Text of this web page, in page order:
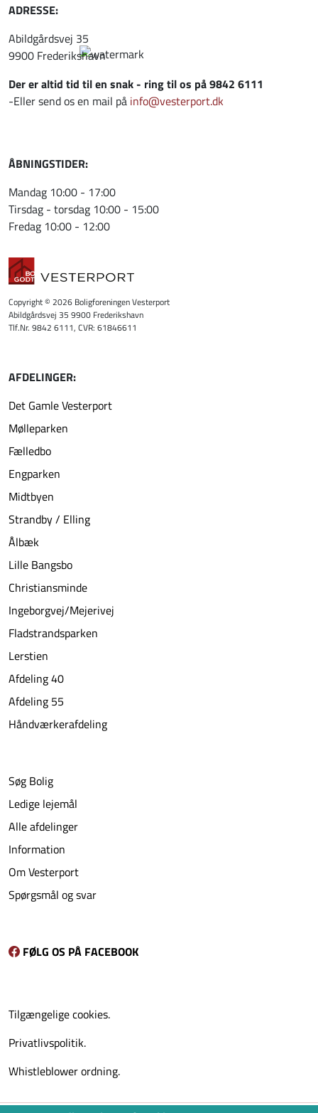
ADRESSE:
Abildgårdsvej 35
9900 Frederikshavn
Der er altid tid til en snak - ring til os på 9842 6111
-Eller send os en mail på info@vesterport.dk
ÅBNINGSTIDER:
Mandag 10:00 - 17:00
Tirsdag - torsdag 10:00 - 15:00
Fredag 10:00 - 12:00
Copyright © 2026 Boligforeningen Vesterport
Abildgårdsvej 35 9900 Frederikshavn
Tlf.Nr. 9842 6111, CVR: 61846611
AFDELINGER:
Det Gamle Vesterport
Mølleparken
Fælledbo
Engparken
Midtbyen
Strandby / Elling
Ålbæk
Lille Bangsbo
Christiansminde
Ingeborgvej/Mejerivej
Fladstrandsparken
Lerstien
Afdeling 40
Afdeling 55
Håndværkerafdeling
Søg Bolig
Ledige lejemål
Alle afdelinger
Information
Om Vesterport
Spørgsmål og svar
FØLG OS PÅ FACEBOOK
Tilgængelige cookies.
Privatlivspolitik.
Whistleblower ordning.